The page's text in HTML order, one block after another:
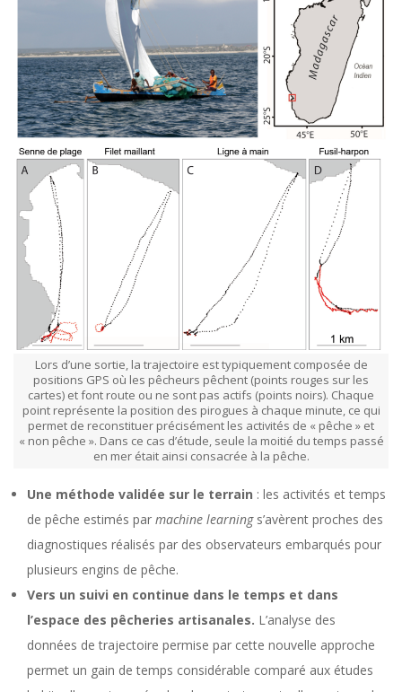
Lors d’une sortie, la trajectoire est typiquement composée de
positions GPS où les pêcheurs pêchent (points rouges sur les
cartes) et font route ou ne sont pas actifs (points noirs). Chaque
point représente la position des pirogues à chaque minute, ce qui
permet de reconstituer précisément les activités de « pêche » et
« non pêche ». Dans ce cas d’étude, seule la moitié du temps passé
en mer était ainsi consacrée à la pêche.
Une méthode validée sur le terrain : les activités et temps
de pêche estimés par machine learnings’avèrent proches des
diagnostiques réalisés par des observateurs embarqués pour
plusieurs engins de pêche.
Vers un suivi en continue dans le temps et dans
l’espace des pêcheries artisanales. L’analyse des
données de trajectoire permise par cette nouvelle approche
permet un gain de temps considérable comparé aux études